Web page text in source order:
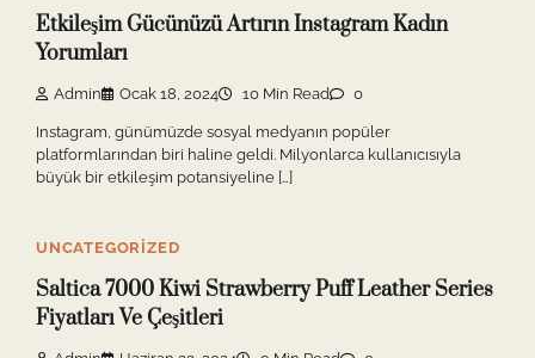
Etkileşim Gücünüzü Artırın Instagram Kadın
Yorumları
Admin Ocak 18, 2024 10 Min Read 0
Instagram, günümüzde sosyal medyanın popüler
platformlarından biri haline geldi. Milyonlarca kullanıcısıyla
büyük bir etkileşim potansiyeline […]
UNCATEGORIZED
Saltica 7000 Kiwi Strawberry Puff Leather Series
Fiyatları Ve Çeşitleri